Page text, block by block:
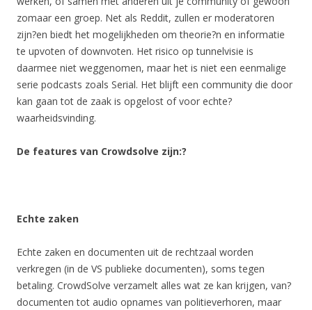
zomaar een groep. Net als Reddit, zullen er moderatoren
zijn?en biedt het mogelijkheden om theorie?n en informatie
te upvoten of downvoten. Het risico op tunnelvisie is
daarmee niet weggenomen, maar het is niet een eenmalige
serie podcasts zoals Serial. Het blijft een community die door
kan gaan tot de zaak is opgelost of voor echte?
waarheidsvinding.
De features van Crowdsolve zijn:?
Echte zaken
Echte zaken en documenten uit de rechtzaal worden
verkregen (in de VS publieke documenten), soms tegen
betaling. CrowdSolve verzamelt alles wat ze kan krijgen, van?
documenten tot audio opnames van politieverhoren, maar